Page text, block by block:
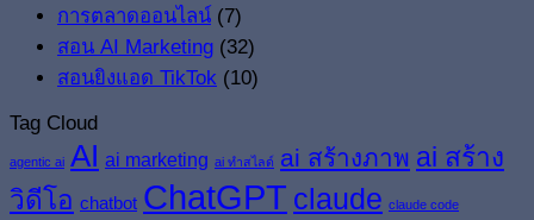
การตลาดออนไลน์ (7)
สอน AI Marketing (32)
สอนยิงแอด TikTok (10)
Tag Cloud
agentic ai AI ai marketing ai ทำสไลด์ ai สร้างภาพ ai สร้าง
วิดีโอ chatbot ChatGPT claude claude code